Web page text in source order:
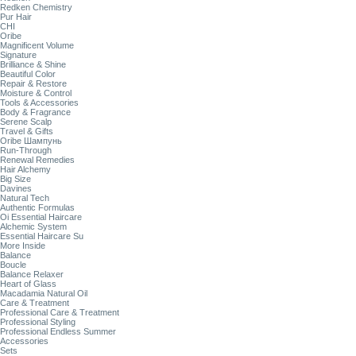
Redken Chemistry
Pur Hair
CHI
Oribe
Magnificent Volume
Signature
Brilliance & Shine
Beautiful Color
Repair & Restore
Moisture & Control
Tools & Accessories
Body & Fragrance
Serene Scalp
Travel & Gifts
Oribe Шампунь
Run-Through
Renewal Remedies
Hair Alchemy
Big Size
Davines
Natural Tech
Authentic Formulas
Oi Essential Haircare
Alchemic System
Essential Haircare Su
More Inside
Balance
Boucle
Balance Relaxer
Heart of Glass
Macadamia Natural Oil
Care & Treatment
Professional Care & Treatment
Professional Styling
Professional Endless Summer
Accessories
Sets